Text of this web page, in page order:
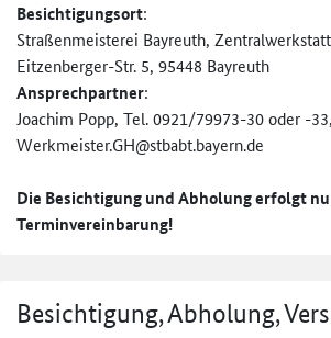
Besichtigungsort:
Straßenmeisterei Bayreuth,
Eitzenberger-Str. 5, 95448 Bayreuth
Ansprechpartner:
Joachim Popp, Tel. 0921/79973-30 oder -
Werkmeister.GH@stbabt.bayern.d­e
Die Besichtigung und Abholung erfolgt
Terminvereinbarung!
Besichtigung, Abholung,